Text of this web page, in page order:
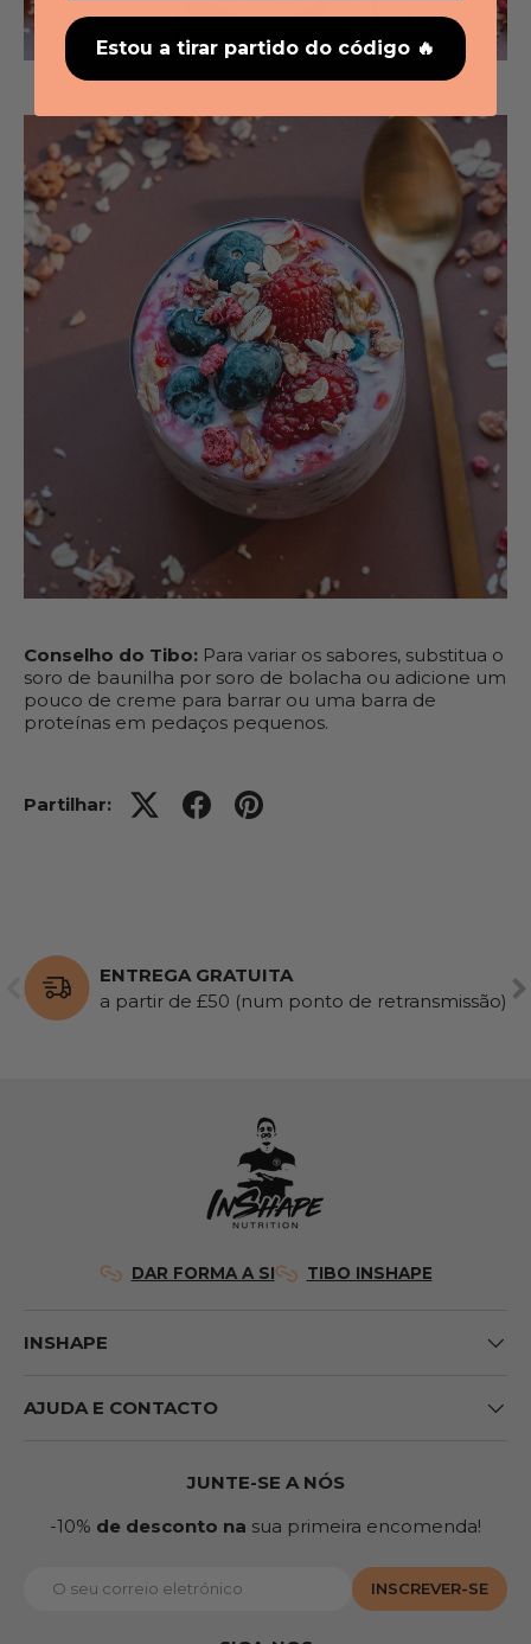
Conselho do Tibo: Para variar os sabores, substitua o
soro de baunilha por soro de bolacha ou adicione um
pouco de creme para barrar ou uma barra de
proteínas em pedaços pequenos.
Partilhar:
ANTERIOR
ENTREGA GRATUITA
a partir de £50 (num ponto de retransmissão)
DAR FORMA A SI TIBO INSHAPE
INSHAPE
AJUDA E CONTACTO
JUNTE-SE A NÓS
-10% de desconto na sua primeira encomenda!
INSCREVER-SE
Estou a tirar partido do código 🔥